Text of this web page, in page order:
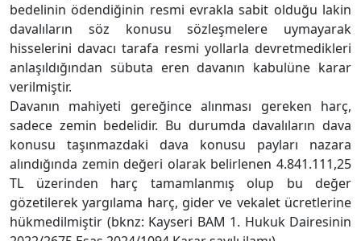
bedelinin ödendiğinin resmi evrakla sabit olduğu lakin
davalıların söz konusu sözleşmelere uymayarak
hisselerini davacı tarafa resmi yollarla devretmedikleri
anlaşıldığından sübuta eren davanın kabulüne karar
verilmiştir.
Davanın mahiyeti gereğince alınması gereken harç,
sadece zemin bedelidir. Bu durumda davalıların dava
konusu taşınmazdaki dava konusu payları nazara
alındığında zemin değeri olarak belirlenen 4.841.111,25
TL üzerinden harç tamamlanmış olup bu değer
gözetilerek yargılama harç, gider ve vekalet ücretlerine
hükmedilmiştir (bknz: Kayseri BAM 1. Hukuk Dairesinin